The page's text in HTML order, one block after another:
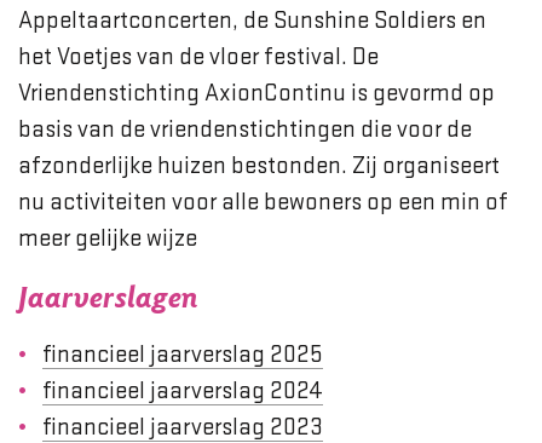
Appeltaartconcerten, de Sunshine Soldiers en
het Voetjes van de vloer festival. De
Vriendenstichting AxionContinu is gevormd op
basis van de vriendenstichtingen die voor de
afzonderlijke huizen bestonden. Zij organiseert
nu activiteiten voor alle bewoners op een min of
meer gelijke wijze
Jaarverslagen
financieel jaarverslag 2025
financieel jaarverslag 2024
financieel jaarverslag 2023